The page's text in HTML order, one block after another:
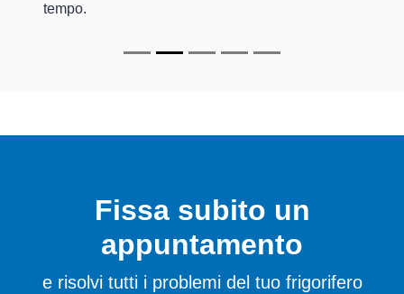
tempo.
Fissa subito un
appuntamento
e risolvi tutti i problemi del tuo frigorifero